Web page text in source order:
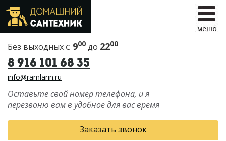
Без выходных с 900 до 2200
8 916 101 68 35
info@ramlarin.ru
Оставьте свой номер телефона, и я
перезвоню вам в удобное для вас время
Заказать звонок